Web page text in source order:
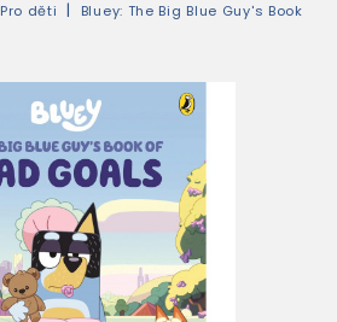
Pro děti
Bluey: The Big Blue Guy's Book